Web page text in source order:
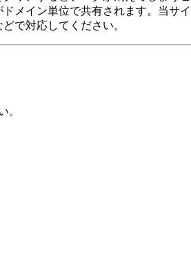
メイン単位で共有されます。当サ
で対応してください。
。